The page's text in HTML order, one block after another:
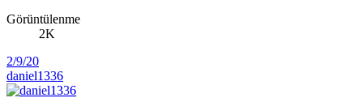
Görüntülenme
2K
2/9/20
daniel1336